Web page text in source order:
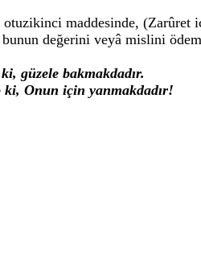
maddesinde, (Zarûret
değerini veyâ mislini
güzele bakmakdadır.
Onun için yanmakdadır!